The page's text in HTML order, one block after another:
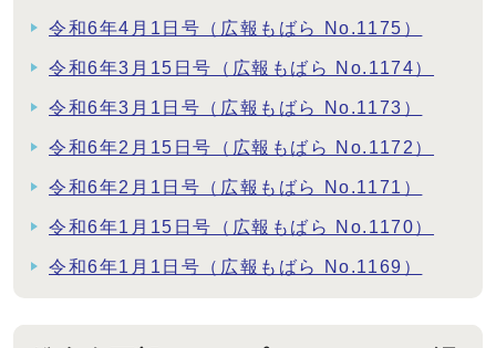
令和6年4月1日号（広報もばら No.1175）
令和6年3月15日号（広報もばら No.1174）
令和6年3月1日号（広報もばら No.1173）
令和6年2月15日号（広報もばら No.1172）
令和6年2月1日号（広報もばら No.1171）
令和6年1月15日号（広報もばら No.1170）
令和6年1月1日号（広報もばら No.1169）